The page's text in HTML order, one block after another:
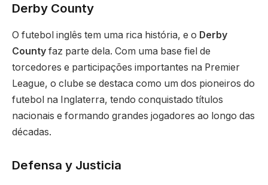
Derby County
O futebol inglês tem uma rica história, e o Derby
County faz parte dela. Com uma base fiel de
torcedores e participações importantes na Premier
League, o clube se destaca como um dos pioneiros do
futebol na Inglaterra, tendo conquistado títulos
nacionais e formando grandes jogadores ao longo das
décadas.
Defensa y Justicia